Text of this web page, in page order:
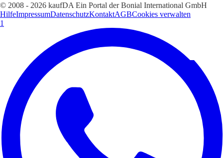
© 2008 - 2026 kaufDA Ein Portal der Bonial International GmbH
HilfeImpressumDatenschutzKontaktAGBCookies verwalten
1